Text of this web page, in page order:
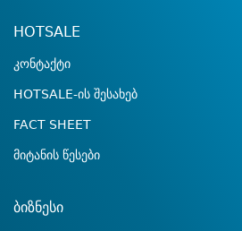
HOTSALE
კონტაქტი
HOTSALE-ის შესახებ
FACT SHEET
მიტანის წესები
ბიზნესი